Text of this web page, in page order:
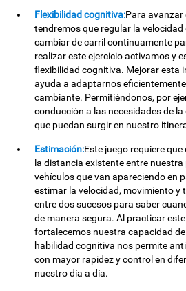
Flexibilidad cognitiva:Para avanzar
tendremos que regular la
cambiar de carril continuamente
realizar este ejercicio activamos y
flexibilidad cognitiva. Mejorar esta
ayuda a adaptarnos
cambiante. Permitiéndonos, por
conducción a las necesidades de
que puedan surgir en nuestro
Estimación:Este juego requiere
la distancia existente entre
vehículos que van apareciendo en
estimar la velocidad, movimiento y
entre dos sucesos para saber
de manera segura. Al practicar
fortalecemos nuestra capacidad
habilidad cognitiva nos permite
con mayor rapidez y control en
nuestro día a día.